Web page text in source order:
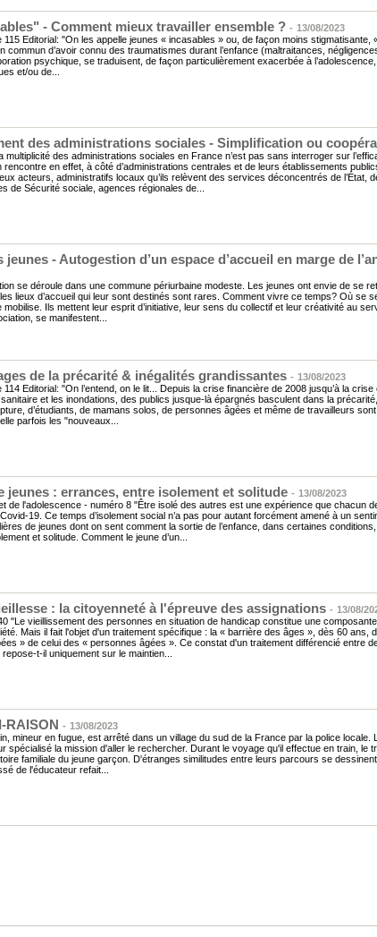
- Comment mieux travailler ensemble ? - 13/08/2023
Editorial: "On les appelle jeunes « incasables » ou, de façon moins stigmatisante,
commun d’avoir connu des traumatismes durant l’enfance (maltraitances,
psychique, se traduisent, de façon particulièrement exacerbée à
et/ou de...
des administrations sociales - Simplification ou
multiplicité des administrations sociales en France n’est pas sans interroger sur
en effet, à côté d’administrations centrales et de leurs établissements
acteurs, administratifs locaux qu’ils relèvent des services déconcentrés de l’État,
de Sécurité sociale, agences régionales de...
jeunes - Autogestion d’un espace d’accueil en marge de
se déroule dans une commune périurbaine modeste. Les jeunes ont envie de se
lieux d’accueil qui leur sont destinés sont rares. Comment vivre ce temps? Où se
Ils mettent leur esprit d’initiative, leur sens du collectif et leur créativité au
se manifestent...
de la précarité & inégalités grandissantes - 13/08/2023
Editorial: "On l’entend, on le lit... Depuis la crise financière de 2008 jusqu’à la crise
et les inondations, des publics jusque-là épargnés basculent dans la
d’étudiants, de mamans solos, de personnes âgées et même de travailleurs
parfois les "nouveaux...
jeunes : errances, entre isolement et solitude - 13/08/2023
de l'adolescence - numéro 8 "Être isolé des autres est une expérience que chacun
19. Ce temps d’isolement social n’a pas pour autant forcément amené à un
de jeunes dont on sent comment la sortie de l’enfance, dans certaines
et solitude. Comment le jeune d’un...
: la citoyenneté à l'épreuve des assignations - 13/08/
"Le vieillissement des personnes en situation de handicap constitue une
Mais il fait l'objet d'un traitement spécifique : la « barrière des âges », dès 60 ans,
» de celui des « personnes âgées ».​​ Ce constat d'un traitement différencié entre
t-il uniquement sur le maintien...
RAISON - 13/08/2023
mineur en fugue, est arrêté dans un village du sud de la France par la police
spécialisé la mission d'aller le rechercher. Durant le voyage qu'il effectue en train, le
familiale du jeune garçon. D'étranges similitudes entre leurs parcours se
de l'éducateur refait...